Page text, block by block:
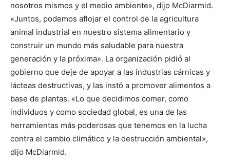
nosotros mismos y el medio ambiente», dijo McDiarmid.
«Juntos, podemos aflojar el control de la agricultura
animal industrial en nuestro sistema alimentario y
construir un mundo más saludable para nuestra
generación y la próxima». La organización pidió al
gobierno que deje de apoyar a las industrias cárnicas y
lácteas destructivas, y las instó a promover alimentos a
base de plantas. «Lo que decidimos comer, como
individuos y como sociedad global, es una de las
herramientas más poderosas que tenemos en la lucha
contra el cambio climático y la destrucción ambiental»,
dijo McDiarmid.